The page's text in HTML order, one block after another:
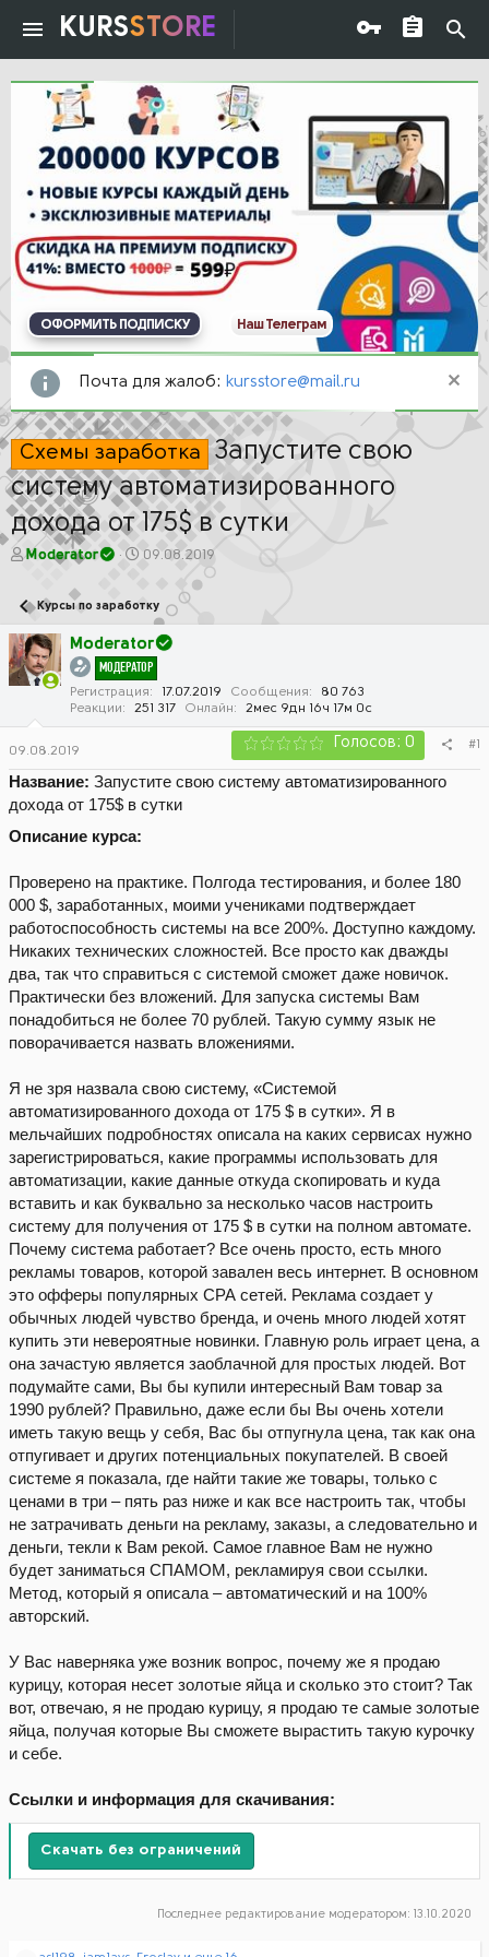
KURSSTORE
ОФОРМИТЬ ПОДПИСКУ Наш Телеграм
Почта для жалоб: kursstore@mail.ru
Схемы заработка Запустите свою
систему автоматизированного
дохода от 175$ в сутки
А
о
р
т
е
Moderator
Д
а
а
ч
а
л
а
09.08.2019
Курсы по заработку
Moderator
МОДЕРАТОР
Регистрация 17.07.2019 Сообщения
80 763
Реакции
251 317 Онлайн 2мес 9дн 16ч 17м 0с
09.08.2019 Голосов: 0 #1
Название: Запустите свою систему автоматизированного
дохода от 175$ в сутки
Описание курса:
Проверено на практике. Полгода тестирования, и более 180
000 $, заработанных, моими учениками подтверждает
работоспособность системы на все 200%. Доступно каждому.
Никаких технических сложностей. Все просто как дважды
два, так что справиться с системой сможет даже новичок.
Практически без вложений. Для запуска системы Вам
понадобиться не более 70 рублей. Такую сумму язык не
поворачивается назвать вложениями.
Я не зря назвала свою систему, «Системой
автоматизированного дохода от 175 $ в сутки». Я в
мельчайших подробностях описала на каких сервисах нужно
зарегистрироваться, какие программы использовать для
автоматизации, какие данные откуда скопировать и куда
вставить и как буквально за несколько часов настроить
систему для получения от 175 $ в сутки на полном автомате.
Почему система работает? Все очень просто, есть много
рекламы товаров, которой завален весь интернет. В основном
это офферы популярных СРА сетей. Реклама создает у
обычных людей чувство бренда, и очень много людей хотят
купить эти невероятные новинки. Главную роль играет цена, а
она зачастую является заоблачной для простых людей. Вот
подумайте сами, Вы бы купили интересный Вам товар за
1990 рублей? Правильно, даже если бы Вы очень хотели
иметь такую вещь у себя, Вас бы отпугнула цена, так как она
отпугивает и других потенциальных покупателей. В своей
системе я показала, где найти такие же товары, только с
ценами в три – пять раз ниже и как все настроить так, чтобы
не затрачивать деньги на рекламу, заказы, а следовательно и
деньги, текли к Вам рекой. Самое главное Вам не нужно
будет заниматься СПАМОМ, рекламируя свои ссылки.
Метод, который я описала – автоматический и на 100%
авторский.
У Вас наверняка уже возник вопрос, почему же я продаю
курицу, которая несет золотые яйца и сколько это стоит? Так
вот, отвечаю, я не продаю курицу, я продаю те самые золотые
яйца, получая которые Вы сможете вырастить такую курочку
и себе.
Ссылки и информация для скачивания:
Скачать без ограничений
Последнее редактирование модератором: 13.10.2020